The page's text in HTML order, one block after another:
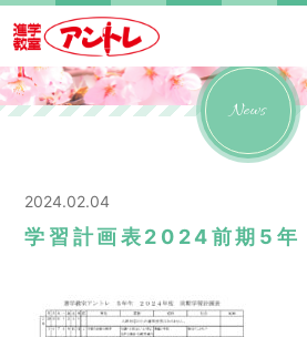
News
2024.02.04
学習計画表2024前期5年